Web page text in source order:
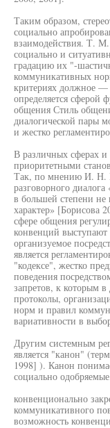
Таким образом,
социально
взаимодействия. Т.
социально и
градацию их "-
коммуникативных
критериях должное
определяется сферой
общения Стиль
диалогической пары
и жестко
В различных сферах
приоритетными
Так, по мнению И. Н.
разговорного
в большей степени
характер» [Борисова
сфере общения
конвенций
организуемое
является
"кодексе", жестко
поведения
запретов, к которым
протоколы,
норм и правил
вариативности в
Другим системным
является "канон"
1998] ). Канон
социально
конвенционально
коммуникативного
возможность